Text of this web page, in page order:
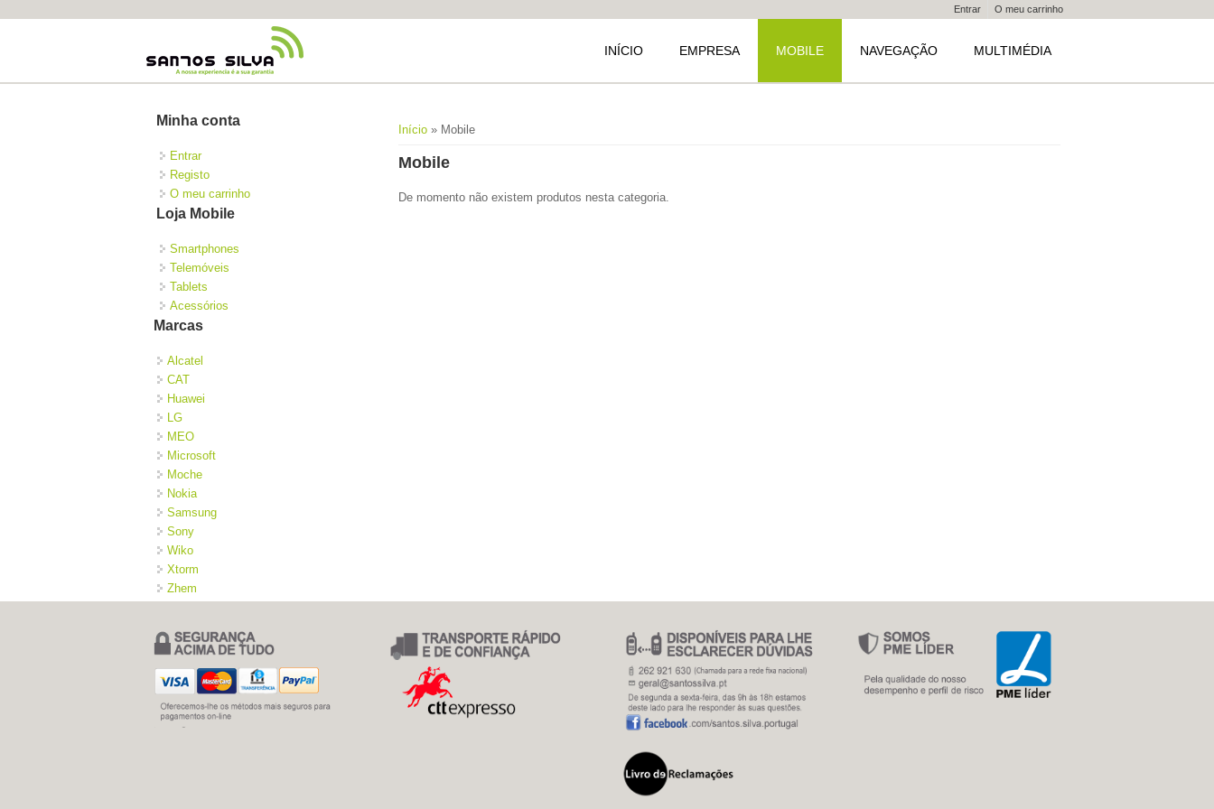
Entrar O meu carrinho
INÍCIO EMPRESA MOBILE NAVEGAÇÃO MULTIMÉDIA
Está aqui
Início » Mobile
Mobile
De momento não existem produtos nesta categoria.
Minha conta
Entrar
Registo
O meu carrinho
Loja Mobile
Smartphones
Telemóveis
Tablets
Acessórios
Marcas
Alcatel
CAT
Huawei
LG
MEO
Microsoft
Moche
Nokia
Samsung
Sony
Wiko
Xtorm
Zhem